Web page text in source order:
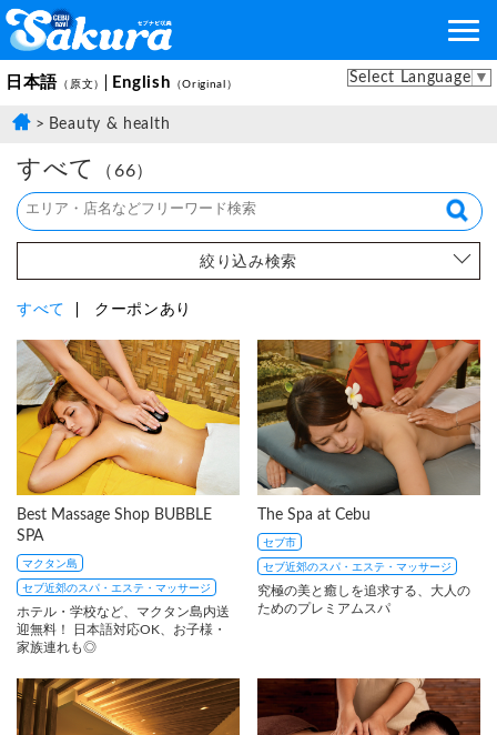
日本語 （原文） English （Original） Select Language ▼
Beauty & health
すべて （66）
絞り込み検索
すべて クーポンあり
Best Massage Shop BUBBLE
SPA
マクタン島
セブ近郊のスパ・エステ・マッサージ
ホテル・学校など、マクタン島内送
迎無料！ 日本語対応OK、お子様・
家族連れも◎
The Spa at Cebu
セブ市
セブ近郊のスパ・エステ・マッサージ
究極の美と癒しを追求する、大人の
ためのプレミアムスパ